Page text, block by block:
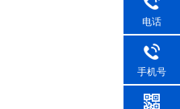
电话
手机号